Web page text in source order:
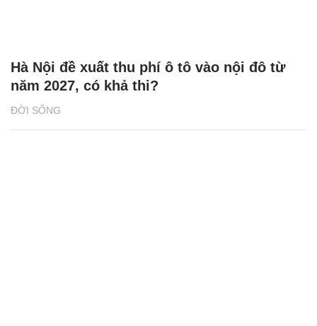
ĐỜI SỐNG
Hà Nội đề xuất thu phí ô tô vào nội đô từ
năm 2027, có khả thi?